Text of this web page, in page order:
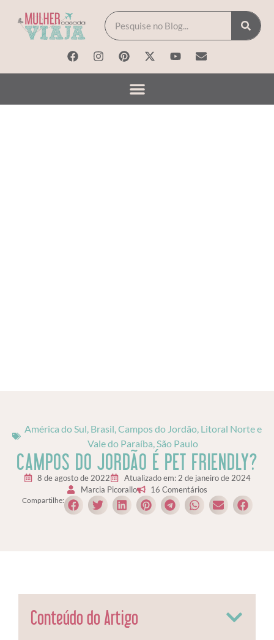
América do Sul Brasil Campos do Jordão, Litoral Norte e
Vale do Paraíba São Paulo
CAMPOS DO JORDÃO É PET FRIENDLY?
8 de agosto de 2022
Atualizado em: 2 de janeiro de 2024
Marcia Picorallo
16 Comentários
Compartilhe:
Conteúdo do Artigo